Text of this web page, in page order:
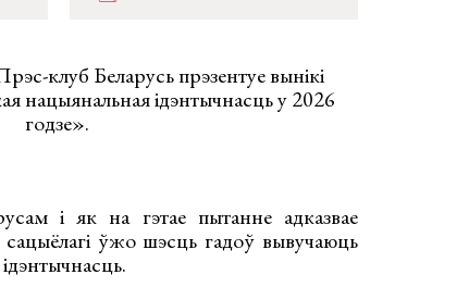
клуб Беларусь прэзентуе вынікі
нацыянальная ідэнтычнасць у 2026
годзе».
і як на гэтае пытанне адказвае
ўжо шэсць гадоў вывучаюць